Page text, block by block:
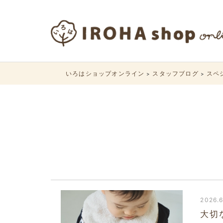
いろはショップオンライン > スタッフブログ > スペ
大切